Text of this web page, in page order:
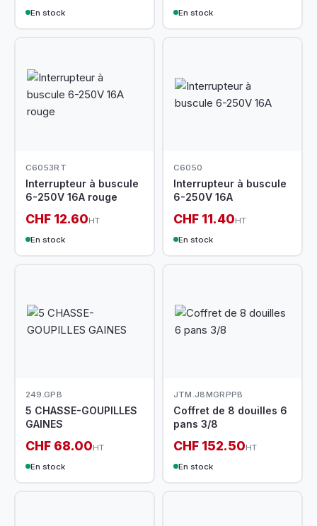
En stock
En stock
C6053RT
Interrupteur à buscule
6-250V 16A rouge
CHF 12.60HT
En stock
C6050
Interrupteur à buscule
6-250V 16A
CHF 11.40HT
En stock
249.GPB
5 CHASSE-GOUPILLES
GAINES
CHF 68.00HT
En stock
JTM.J8MGRPPB
Coffret de 8 douilles 6
pans 3/8
CHF 152.50HT
En stock